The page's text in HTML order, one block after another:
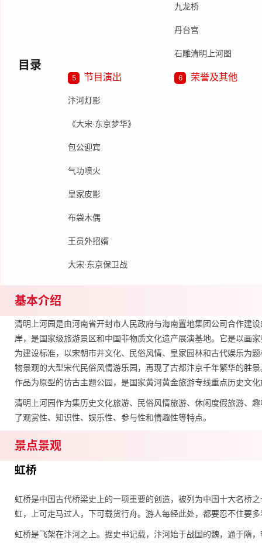
目录
九龙桥
丹台宫
石雕清明上河图
5 节目演出
汴河灯影
《大宋·东京梦华》
包公迎宾
气功喷火
皇家皮影
布袋木偶
王员外招婿
大宋·东京保卫战
6 荣誉及其他
基本介绍
清明上河园是由河南省开封市人民政府与海南置地集团公司合作建
岸，是国家级旅游景区和中国非物质文化遗产展演基地。它是以画
为建设标准，以宋朝市井文化、民俗风情、皇家园林和古代娱乐为
物景观的大型宋代民俗风情游乐园，再现了古都汴京千年繁华的胜
作品为原型的仿古主题公园，是国家黄河黄金旅游专线重点历史文
清明上河园作为集历史文化旅游、民俗风情旅游、休闲度假旅游、
了观赏性、知识性、娱乐性、参与性和情趣性等特点。
景点景观
虹桥
虹桥是中国古代桥梁史上的一项重要的创造，被列为中国十大名桥
虹，上可走马过人，下可载货行舟。游人每经此处，都要忍不住要
虹桥是飞架在汴河之上。据史书记载，汴河始于战国的魏，通于隋